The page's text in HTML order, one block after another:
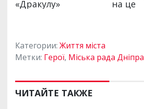
Категории: Життя міста
Метки: Герої, Міська рада Дніпра
ЧИТАЙТЕ ТАКЖЕ